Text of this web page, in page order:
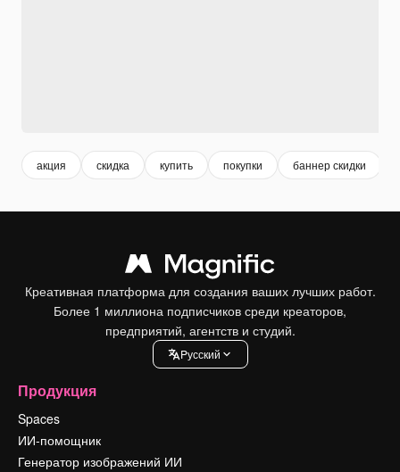
акция скидка купить покупки баннер скидки
Креативная платформа для создания ваших лучших работ.
Более 1 миллиона подписчиков среди креаторов,
предприятий, агентств и студий.
Pусский
Продукция
Spaces
ИИ-помощник
Генератор изображений ИИ